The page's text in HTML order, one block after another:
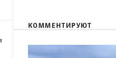
КОММЕНТИРУЮТ